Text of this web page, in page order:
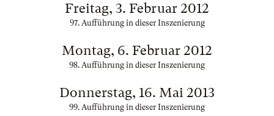
Freitag, 3. Februar 2012
97. Aufführung in dieser Inszenierung
Montag, 6. Februar 2012
98. Aufführung in dieser Inszenierung
Donnerstag, 16. Mai 2013
99. Aufführung in dieser Inszenierung